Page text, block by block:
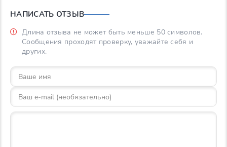
НАПИСАТЬ ОТЗЫВ
Длина отзыва не может быть меньше 50 символов.
Сообщения проходят проверку, уважайте себя и
других.